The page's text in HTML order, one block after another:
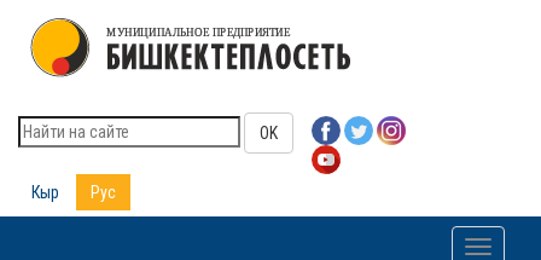
OK
Кыр Рус
Toggle